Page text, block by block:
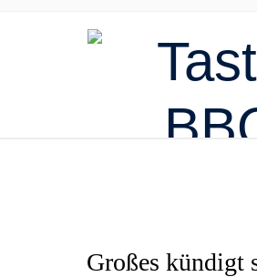
Großes kündigt